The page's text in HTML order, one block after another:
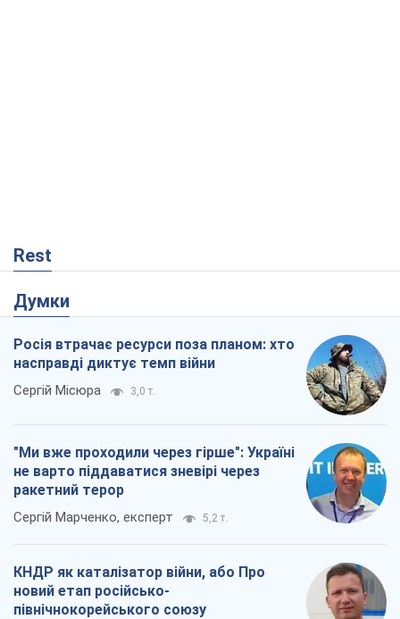
Rest
Думки
Росія втрачає ресурси поза планом: хто
насправді диктує темп війни
Сергій Місюра 3,0 т.
"Ми вже проходили через гірше": Україні
не варто піддаватися зневірі через
ракетний терор
Сергій Марченко, експерт 5,2 т.
КНДР як каталізатор війни, або Про
новий етап російсько-
північнокорейського союзу